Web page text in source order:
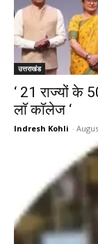
उत्तराखंड
‘ 21 राज्यों के
लाॅ काॅलेज ‘
Indresh Kohli -